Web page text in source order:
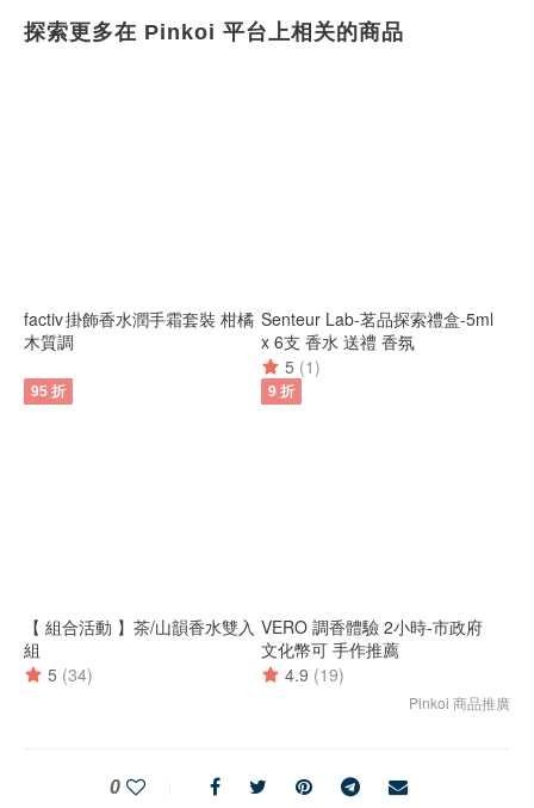
探索更多在 Pinkoi 平台上相关的商品
0